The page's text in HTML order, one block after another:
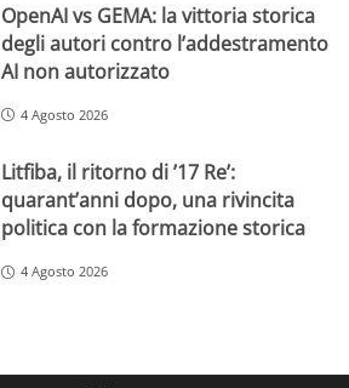
OpenAI vs GEMA: la vittoria storica
degli autori contro l’addestramento
AI non autorizzato
4 Agosto 2026
Litfiba, il ritorno di ’17 Re’:
quarant’anni dopo, una rivincita
politica con la formazione storica
4 Agosto 2026